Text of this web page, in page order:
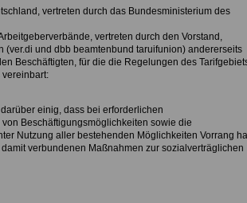
vertreten durch das Bundesministerium des
vertreten durch den Vorstand,
(ver.di und dbb beamtenbund taruifunion) andererseits
Beschäftigten, für die die Regelungen des
einig, dass bei erforderlichen
Beschäftigungsmöglichkeiten sowie die
Nutzung aller bestehenden Möglichkeiten Vorrang
verbundenen Maßnahmen zur sozialverträglichen